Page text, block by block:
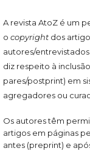
A revista AtoZ é um
o copyrightdos
autores/
diz respeito à
pares/postprint) em
agregadores ou
Os autores têm
artigos em páginas
antes (preprint) e